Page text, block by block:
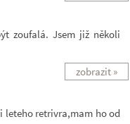
zoufalá. Jsem již několi
zobrazit »
leteho retrivra,mam ho od